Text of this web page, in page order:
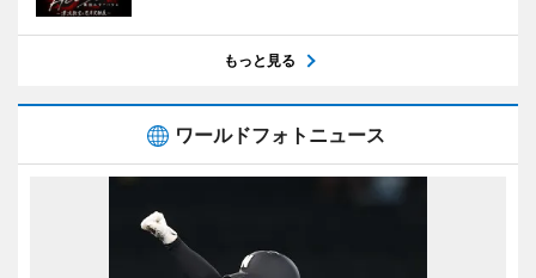
もっと見る
ワールドフォトニュース